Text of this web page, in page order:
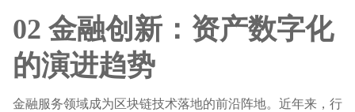
02 金融创新：资产数字化
的演进趋势
金融服务领域成为区块链技术落地的前沿阵地。近年来，行